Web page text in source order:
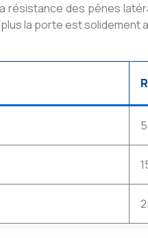
résistance des pênes
la porte est